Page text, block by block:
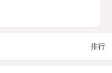
排行